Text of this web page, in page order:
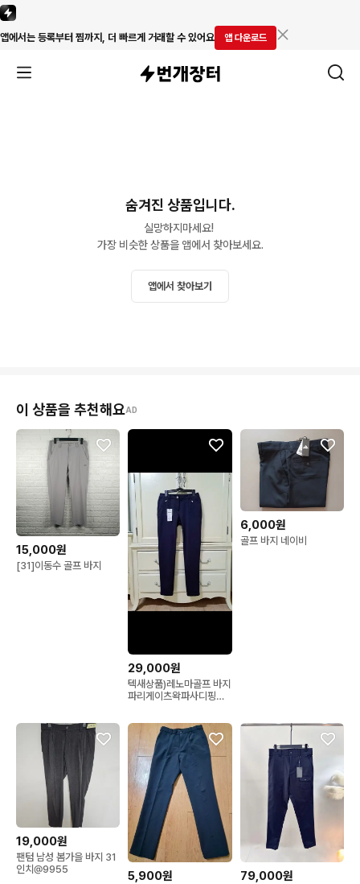
앱에서는 등록부터 찜까지, 더 빠르게 거래할 수 있어요 앱 다운로드
숨겨진 상품입니다.
실망하지마세요!
가장 비슷한 상품을 앱에서 찾아보세요.
앱에서 찾아보기
이 상품을 추천해요AD
15,000원
[31]이동수 골프 바지
29,000원
텍새상품)레노마골프 바지
파리게이츠왁파사디핑팬
JDX
6,000원
골프 바지 네이비
19,000원
팬텀 남성 봄가을 바지 31
인치@9955
5,900원 79,000원